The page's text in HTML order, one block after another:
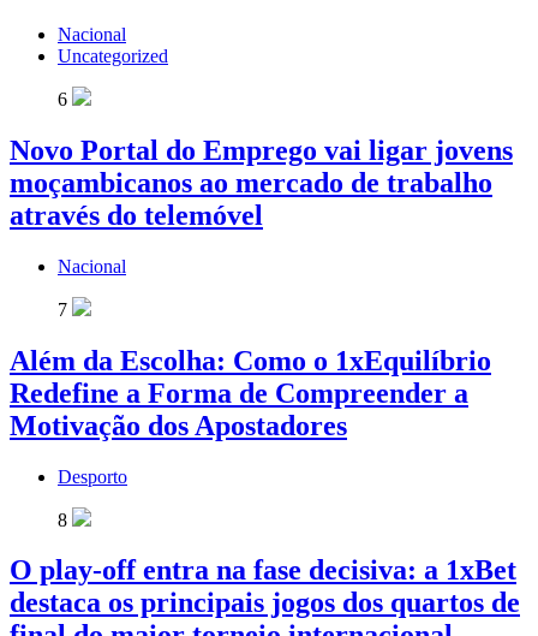
Nacional
Uncategorized
6
Novo Portal do Emprego vai ligar jovens
moçambicanos ao mercado de trabalho
através do telemóvel
Nacional
7
Além da Escolha: Como o 1xEquilíbrio
Redefine a Forma de Compreender a
Motivação dos Apostadores
Desporto
8
O play-off entra na fase decisiva: a 1xBet
destaca os principais jogos dos quartos de